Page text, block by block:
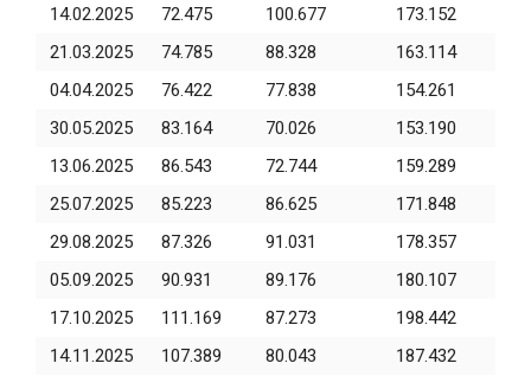
14.02.2025
72.475 100.677
173.152
21.03.2025
74.785 88.328
163.114
04.04.2025
76.422 77.838
154.261
30.05.2025
83.164 70.026
153.190
13.06.2025
86.543 72.744
159.289
25.07.2025
85.223 86.625
171.848
29.08.2025
87.326 91.031
178.357
05.09.2025
90.931 89.176
180.107
17.10.2025
111.169 87.273
198.442
14.11.2025
107.389 80.043
187.432